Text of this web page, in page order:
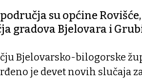
su općine
gradova Bjelovara i
Bjelovarsko-bilogorske
je devet novih slučaja